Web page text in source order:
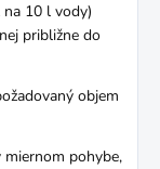
10 l vody)
približne do
objem
miernom pohybe,